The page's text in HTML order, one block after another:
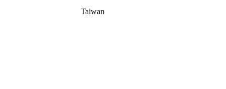
Taiwan